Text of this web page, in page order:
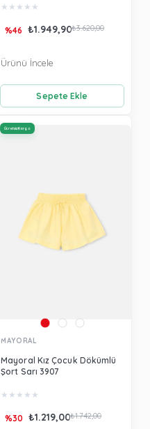
★ ★ ★ ★ ★
₺1.949,90₺3.620,00
%46
Sepete Ekle
Ürünü İncele
MAYORAL
Mayoral Kız Çocuk Dökümlü
Şort Sarı 3907
★ ★ ★ ★ ★
₺1.219,00₺1.742,00
%30
Ücretsiz Kargo